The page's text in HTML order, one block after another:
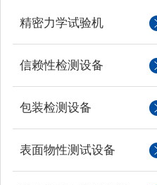
精密力学试验机
信赖性检测设备
包装检测设备
表面物性测试设备